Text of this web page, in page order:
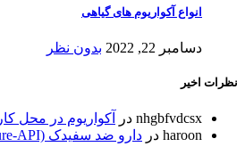
انواع آکواریوم های گیاهی
دسامبر 22, 2022 بدون نظر
نظرات اخیر
nhgbfvdcsx در
آکواریوم در محل کار
haroon در دارو ضد سفیدک api(super ick cure-API)